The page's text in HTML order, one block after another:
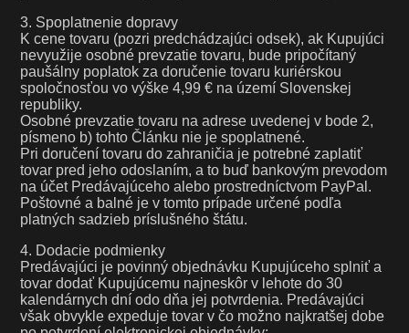
3. Spoplatnenie dopravy
K cene tovaru (pozri predchádzajúci odsek), ak Kupujúci
nevyužije osobné prevzatie tovaru, bude pripočítaný
paušálny poplatok za doručenie tovaru kuriérskou
spoločnosťou vo výške 4,99 € na území Slovenskej
republiky.
Osobné prevzatie tovaru na adrese uvedenej v bode 2,
písmeno b) tohto Článku nie je spoplatnené.
Pri doručení tovaru do zahraničia je potrebné zaplatiť
tovar pred jeho odoslaním, a to buď bankovým prevodom
na účet Predávajúceho alebo prostredníctvom PayPal.
Poštovné a balné je v tomto prípade určené podľa
platných sadzieb príslušného štátu.
4. Dodacie podmienky
Predávajúci je povinný objednávku Kupujúceho splniť a
tovar dodať Kupujúcemu najneskôr v lehote do 30
kalendárnych dní odo dňa jej potvrdenia. Predávajúci
však obvykle expeduje tovar v čo možno najkratšej dobe